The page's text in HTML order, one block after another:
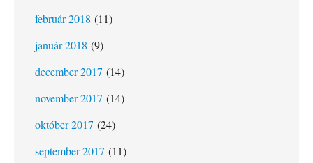
február 2018 (11)
január 2018 (9)
december 2017 (14)
november 2017 (14)
október 2017 (24)
september 2017 (11)